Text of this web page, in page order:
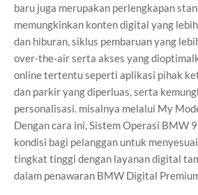
baru juga merupakan perlengkapan
memungkinkan konten digital yang
dan hiburan, siklus pembaruan yang
over-the-air serta akses yang
online tertentu seperti aplikasi pihak
dan parkir yang diperluas, serta
personalisasi. misalnya melalui My
Dengan cara ini, Sistem Operasi BMW
kondisi bagi pelanggan untuk
tingkat tinggi dengan layanan digital
dalam penawaran BMW Digital